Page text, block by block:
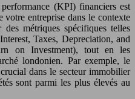
(KPI) financiers est
votre entreprise dans le contexte
métriques spécifiques telles
Taxes, Depreciation, and
on Investment), tout en les
londonien. Par exemple, le
dans le secteur immobilier
sont parmi les plus élevés au